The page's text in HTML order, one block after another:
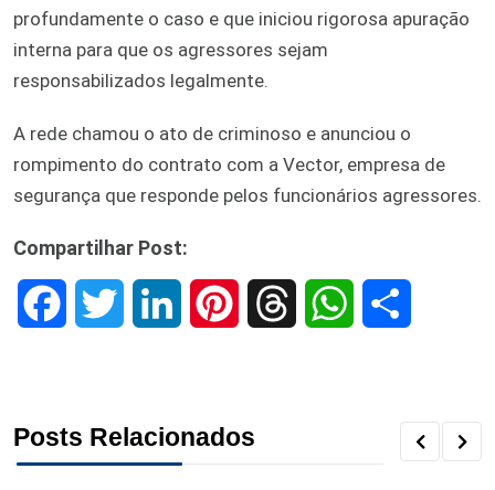
profundamente o caso e que iniciou rigorosa apuração
interna para que os agressores sejam
responsabilizados legalmente.
A rede chamou o ato de criminoso e anunciou o
rompimento do contrato com a Vector, empresa de
segurança que responde pelos funcionários agressores.
Compartilhar Post:
e t k t
Posts Relacionados